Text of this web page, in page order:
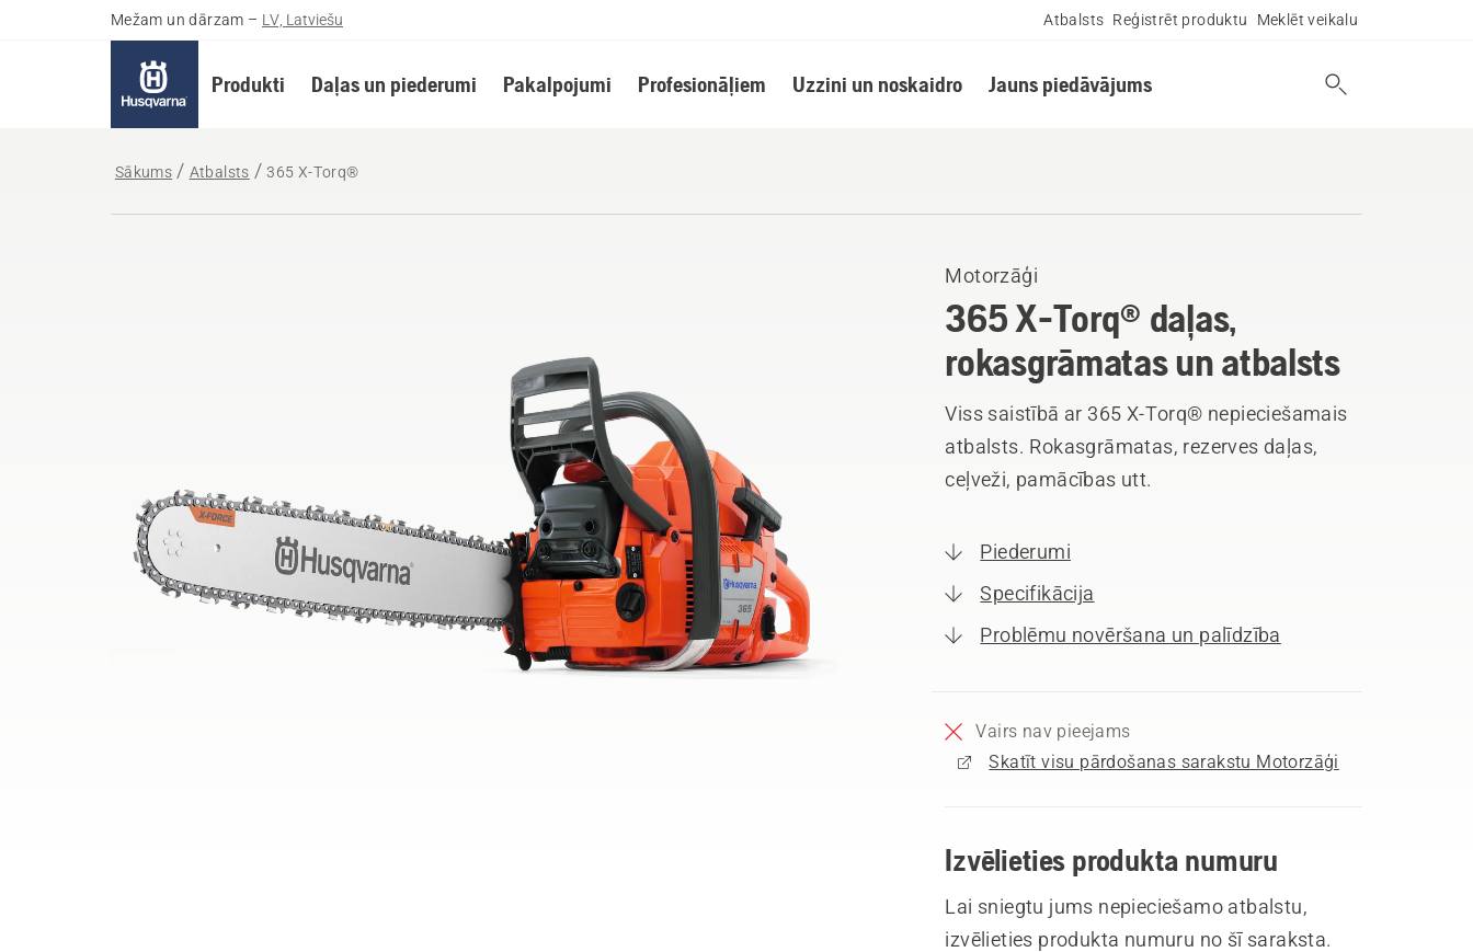
Mežam un dārzam – LV, Latviešu Atbalsts Reģistrēt produktu Meklēt veikalu
Produkti Daļas un piederumi Pakalpojumi Profesionāļiem Uzzini un noskaidro Jauns piedāvājums
Sākums Atbalsts 365 X-Torq®
Motorzāģi
365 X-Torq® daļas,
rokasgrāmatas un atbalsts
Viss saistībā ar 365 X-Torq® nepieciešamais
atbalsts. Rokasgrāmatas, rezerves daļas,
ceļveži, pamācības utt.
Piederumi
Specifikācija
Problēmu novēršana un palīdzība
Vairs nav pieejams
Skatīt visu pārdošanas sarakstu Motorzāģi
Izvēlieties produkta numuru
Lai sniegtu jums nepieciešamo atbalstu,
izvēlieties produkta numuru no šī saraksta.